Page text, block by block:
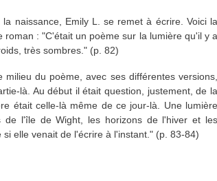
naissance, Emily L. se remet à écrire. Voici la
: "C'était un poème sur la lumière qu'il y a
très sombres." (p. 82)
du poème, avec ses différentes versions,
là. Au début il était question, justement, de la
était celle-là même de ce jour-là. Une lumière
de l'île de Wight, les horizons de l'hiver et les
elle venait de l'écrire à l'instant." (p. 83-84)